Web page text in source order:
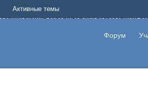
вариант дополнительной подработки на
в теме что это лохотрон, чтобы другие
со своими пригласительными ссылками
Форум
Активные темы